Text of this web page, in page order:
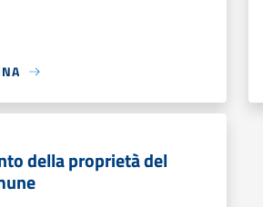
della proprietà del